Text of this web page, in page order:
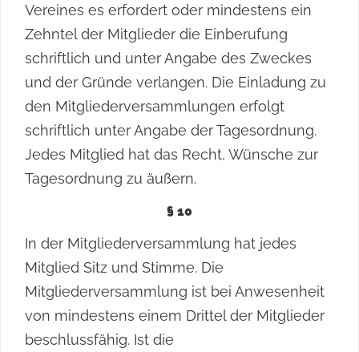
Vereines es erfordert oder mindestens ein
Zehntel der Mitglieder die Einberufung
schriftlich und unter Angabe des Zweckes
und der Gründe verlangen. Die Einladung zu
den Mitgliederversammlungen erfolgt
schriftlich unter Angabe der Tagesordnung.
Jedes Mitglied hat das Recht, Wünsche zur
Tagesordnung zu äußern.
§ 10
In der Mitgliederversammlung hat jedes
Mitglied Sitz und Stimme. Die
Mitgliederversammlung ist bei Anwesenheit
von mindestens einem Drittel der Mitglieder
beschlussfähig. Ist die